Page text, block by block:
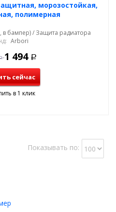
морозостойкая,
полимерная
в бампер) / Защита радиатора
Arbori
1 494 Р
сейчас
в 1 клик
Показывать по: